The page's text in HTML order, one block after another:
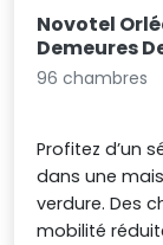
Novotel
Demeures
96 chambres
Profitez d’un
dans une
verdure. Des
mobilité